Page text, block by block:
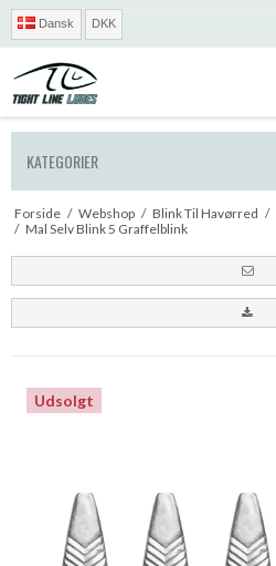
Dansk DKK
KATEGORIER
Forside / Webshop / Blink Til Havørred /
/ Mal Selv Blink 5 Graffelblink
Udsolgt